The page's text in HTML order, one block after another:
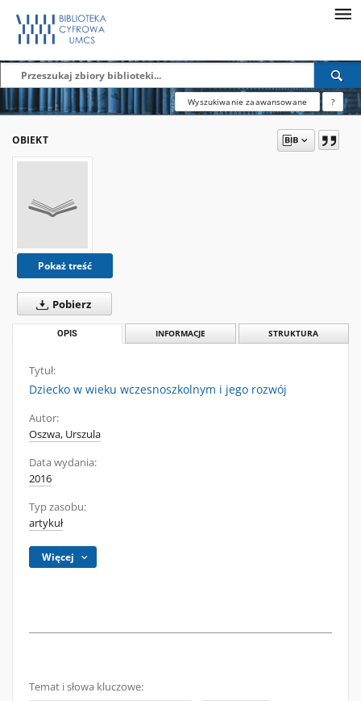
Wyszukiwanie zaawansowane ?
OBIEKT
Pokaż treść
Pobierz
OPIS INFORMACJE STRUKTURA
Tytuł:
Dziecko w wieku wczesnoszkolnym i jego rozwój
Autor:
Oszwa, Urszula
Data wydania:
2016
Typ zasobu:
artykuł
Więcej
Temat i słowa kluczowe: